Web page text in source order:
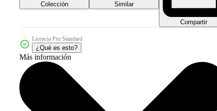
Colección Similar
Compartir
Licencia Pro Standard
¿Qué es esto?
Más información